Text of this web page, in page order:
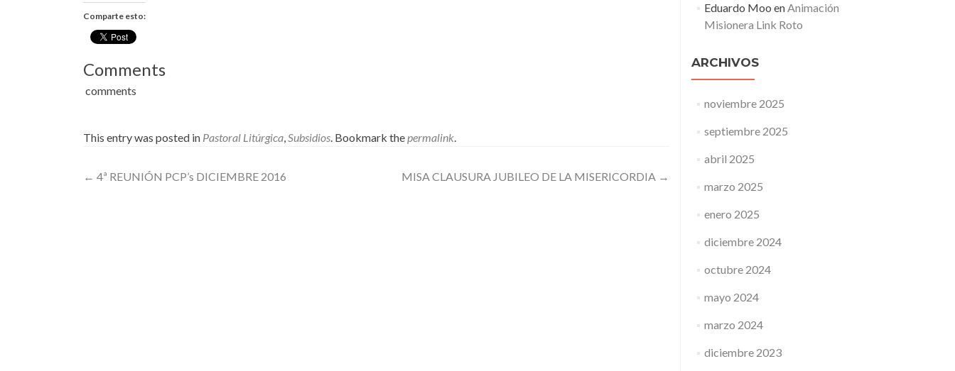
Comparte esto:
Comments
comments
This entry was posted in Pastoral Litúrgica,Subsidios. Bookmark thepermalink.
Post
← 4ª REUNIÓN PCP’s DICIEMBRE 2016 MISA CLAUSURA JUBILEO DE LA MISERICORDIA →
Eduardo Moo enAnimación
Misionera Link Roto
ARCHIVOS
noviembre 2025
septiembre 2025
abril 2025
marzo 2025
enero 2025
diciembre 2024
octubre 2024
mayo 2024
marzo 2024
diciembre 2023